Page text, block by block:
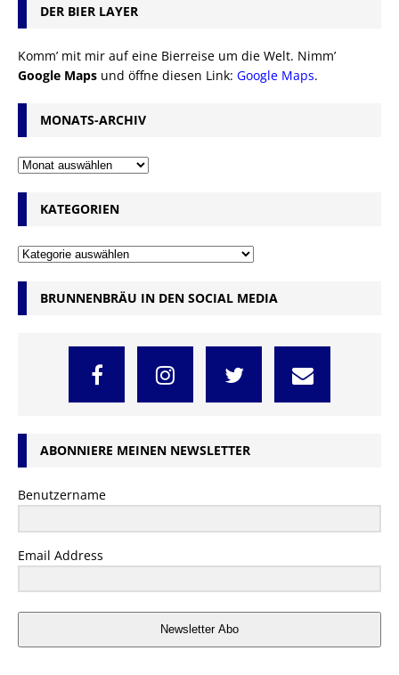
DER BIER LAYER
Komm’ mit mir auf eine Bierreise um die Welt. Nimm’
Google Maps und öffne diesen Link: Google Maps.
MONATS-ARCHIV
KATEGORIEN
BRUNNENBRÄU IN DEN SOCIAL MEDIA
ABONNIERE MEINEN NEWSLETTER
Benutzername
Email Address
Newsletter Abo